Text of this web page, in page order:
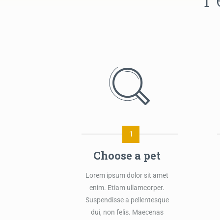
1
Choose a pet
Lorem ipsum dolor sit amet
enim. Etiam ullamcorper.
Suspendisse a pellentesque
dui, non felis. Maecenas